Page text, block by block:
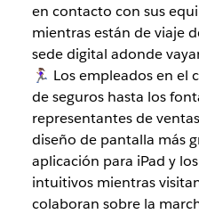
en contacto con sus
mientras están de viaje
sede digital adonde
🏃🏽‍♀️ Los empleados en
de seguros hasta los
representantes de
diseño de pantalla más
aplicación para iPad y
intuitivos mientras
colaboran sobre la